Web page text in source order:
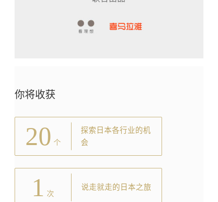
你将收获
20 个
探索日本各行业的机
会
1 次
说走就走的日本之旅